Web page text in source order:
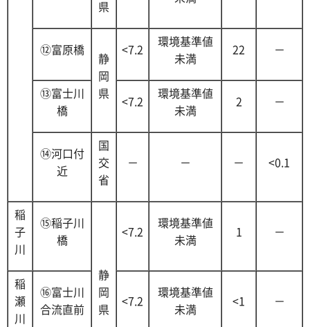
県
⑫富原橋
静
岡
県
<7.2
環境基準値
未満
22 －
⑬富士川
橋
<7.2
環境基準値
未満
2 －
⑭河口付
近
国
交
省
－ － － <0.1
稲
子
川
⑮稲子川
橋
静
岡
県
<7.2
環境基準値
未満
1 －
稲
瀬
川
⑯富士川
合流直前
<7.2
環境基準値
未満
<1 －